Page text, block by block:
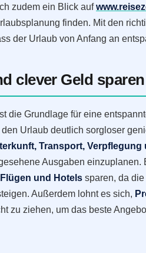
zudem ein Blick auf
finden. Mit den
der Urlaub von Anfang an
clever Geld
die Grundlage für eine
Urlaub deutlich sorgloser
Transport, Verpflegung
Ausgaben einzuplanen.
und Hotels sparen, da
Außerdem lohnt es sich,
zu ziehen, um das beste